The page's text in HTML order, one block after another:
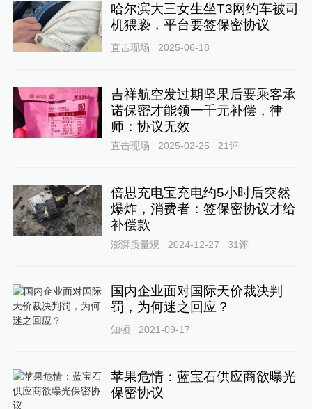
哈尔滨大三女生坐T3网约车被司
机猥亵，平台要签保密协议
直击现场 2025-06-18
吉祥航空发过期坚果后要乘客承
诺保密才能领一千元补偿，律
师：协议无效
直击现场 2025-02-25 21评
倍思充电宝充电约5小时后突然
爆炸，消费者：签保密协议才给
补偿款
澎湃质量观 2024-12-27 31评
国内企业面对国际天价裁决判
罚，为何迷之回应？
知顿 2021-09-17
苹果危情：蓝宝石供应商欲曝光
保密协议